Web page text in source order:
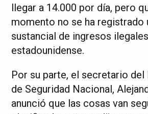
llegar a 14.000 por día, pero
momento no se ha registrado
sustancial de ingresos
estadounidense.
Por su parte, el secretario del
de Seguridad Nacional,
anunció que las cosas van